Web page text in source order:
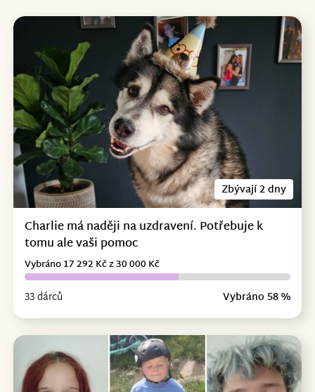
Zbývají 2 dny
Charlie má naději na uzdravení. Potřebuje k
tomu ale vaši pomoc
33 dárců Vybráno 58 %
Vybráno 17 292 Kč z 30 000 Kč